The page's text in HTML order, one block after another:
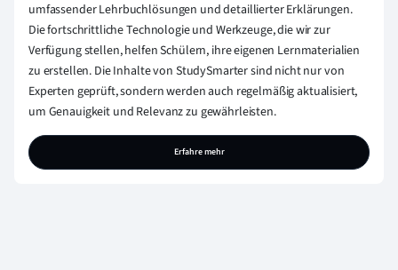
umfassender Lehrbuchlösungen und detaillierter Erklärungen.
Die fortschrittliche Technologie und Werkzeuge, die wir zur
Verfügung stellen, helfen Schülern, ihre eigenen Lernmaterialien
zu erstellen. Die Inhalte von StudySmarter sind nicht nur von
Experten geprüft, sondern werden auch regelmäßig aktualisiert,
um Genauigkeit und Relevanz zu gewährleisten.
Erfahre mehr